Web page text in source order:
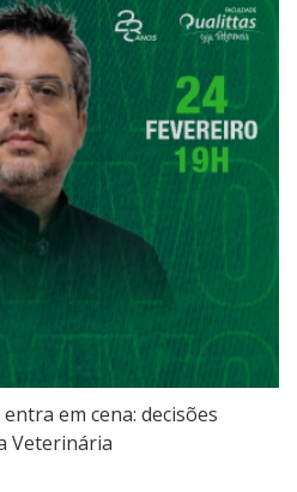
em cena: decisões
Veterinária